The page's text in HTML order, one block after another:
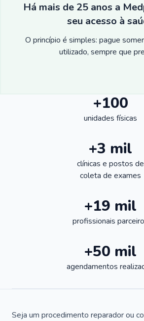
Há mais de 25 anos a
seu acesso à
O princípio é simples: pague
utilizado, sempre que
+100
unidades físicas
+3 mil
clínicas e postos de
coleta de exames
+19 mil
profissionais
+50 mil
agendamentos
Seja um procedimento reparador ou